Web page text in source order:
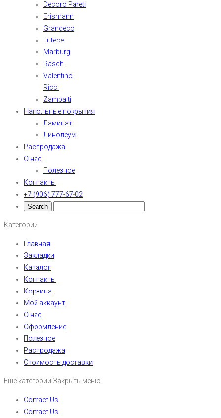
Decoro Pareti
Erismann
Grandeco
Lutece
Marburg
Rasch
Valentino
Ricci
Zambaiti
Напольные покрытия
Ламинат
Линолеум
Распродажа
О нас
Полезное
Контакты
+7 (906) 777-67-02
Категории
Главная
Закладки
Каталог
Контакты
Корзина
Мой аккаунт
О нас
Оформление
Полезное
Распродажа
Стоимость доставки
Еще категории Закрыть меню
Contact Us
Contact Us